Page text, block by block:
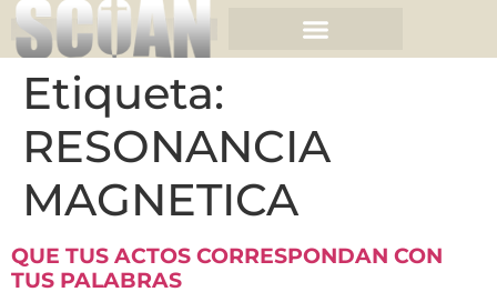
Etiqueta:
RESONANCIA
MAGNETICA
QUE TUS ACTOS CORRESPONDAN CON
TUS PALABRAS